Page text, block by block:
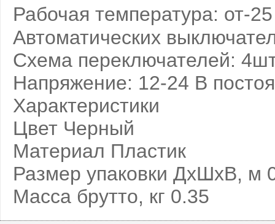
Рабочая температура: от-
Автоматических
Схема переключателей:
Напряжение: 12-24 В
Характеристики
Цвет Черный
Материал Пластик
Размер упаковки ДхШхВ, м
Масса брутто, кг 0.35